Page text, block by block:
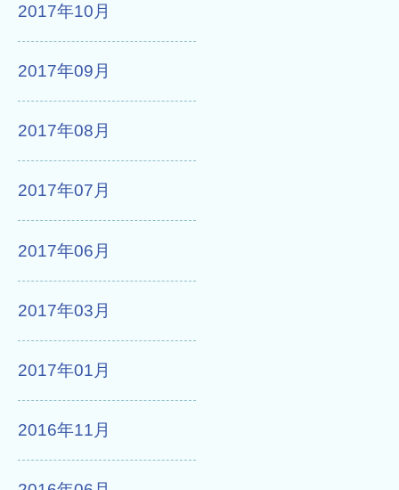
2017年10月
2017年09月
2017年08月
2017年07月
2017年06月
2017年03月
2017年01月
2016年11月